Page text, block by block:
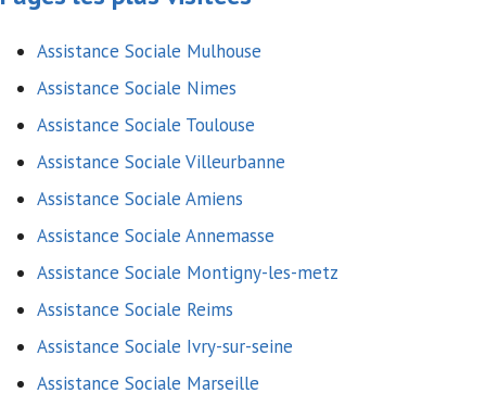
Assistance Sociale Mulhouse
Assistance Sociale Nimes
Assistance Sociale Toulouse
Assistance Sociale Villeurbanne
Assistance Sociale Amiens
Assistance Sociale Annemasse
Assistance Sociale Montigny-les-metz
Assistance Sociale Reims
Assistance Sociale Ivry-sur-seine
Assistance Sociale Marseille